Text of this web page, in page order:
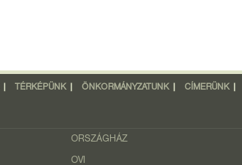
TÉRKÉPÜNK ÖNKORMÁNYZATUNK CÍMERÜNK
ORSZÁGHÁZ
OVI